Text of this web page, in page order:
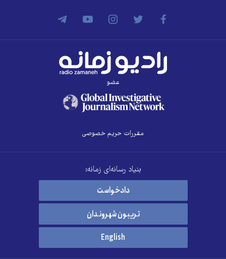
عضو
مقررات حریم خصوصی
بنیاد رسانه‌ای زمانه:
دادخواست
تریبون شهروندان
English